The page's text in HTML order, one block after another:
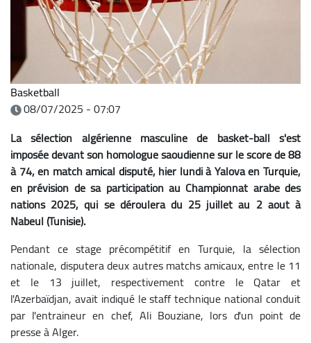
Basketball
08/07/2025 - 07:07
La sélection algérienne masculine de basket-ball s'est
imposée devant son homologue saoudienne sur le score de 88
à 74, en match amical disputé, hier lundi à Yalova en Turquie,
en prévision de sa participation au Championnat arabe des
nations 2025, qui se déroulera du 25 juillet au 2 aout à
Nabeul (Tunisie).
Pendant ce stage précompétitif en Turquie, la sélection
nationale, disputera deux autres matchs amicaux, entre le 11
et le 13 juillet, respectivement contre le Qatar et
l'Azerbaïdjan, avait indiqué le staff technique national conduit
par l'entraineur en chef, Ali Bouziane, lors d'un point de
presse à Alger.